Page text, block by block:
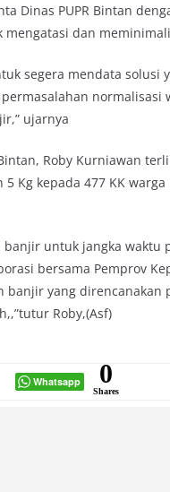
Dinas PUPR Bintan
mengatasi dan
segera mendata solusi
normalisasi
ujarnya
Roby Kurniawan
Kg kepada 477 KK
banjir untuk jangka
bersama Pemprov
banjir yang
Roby,(Asf)
Whatsapp 0
Shares